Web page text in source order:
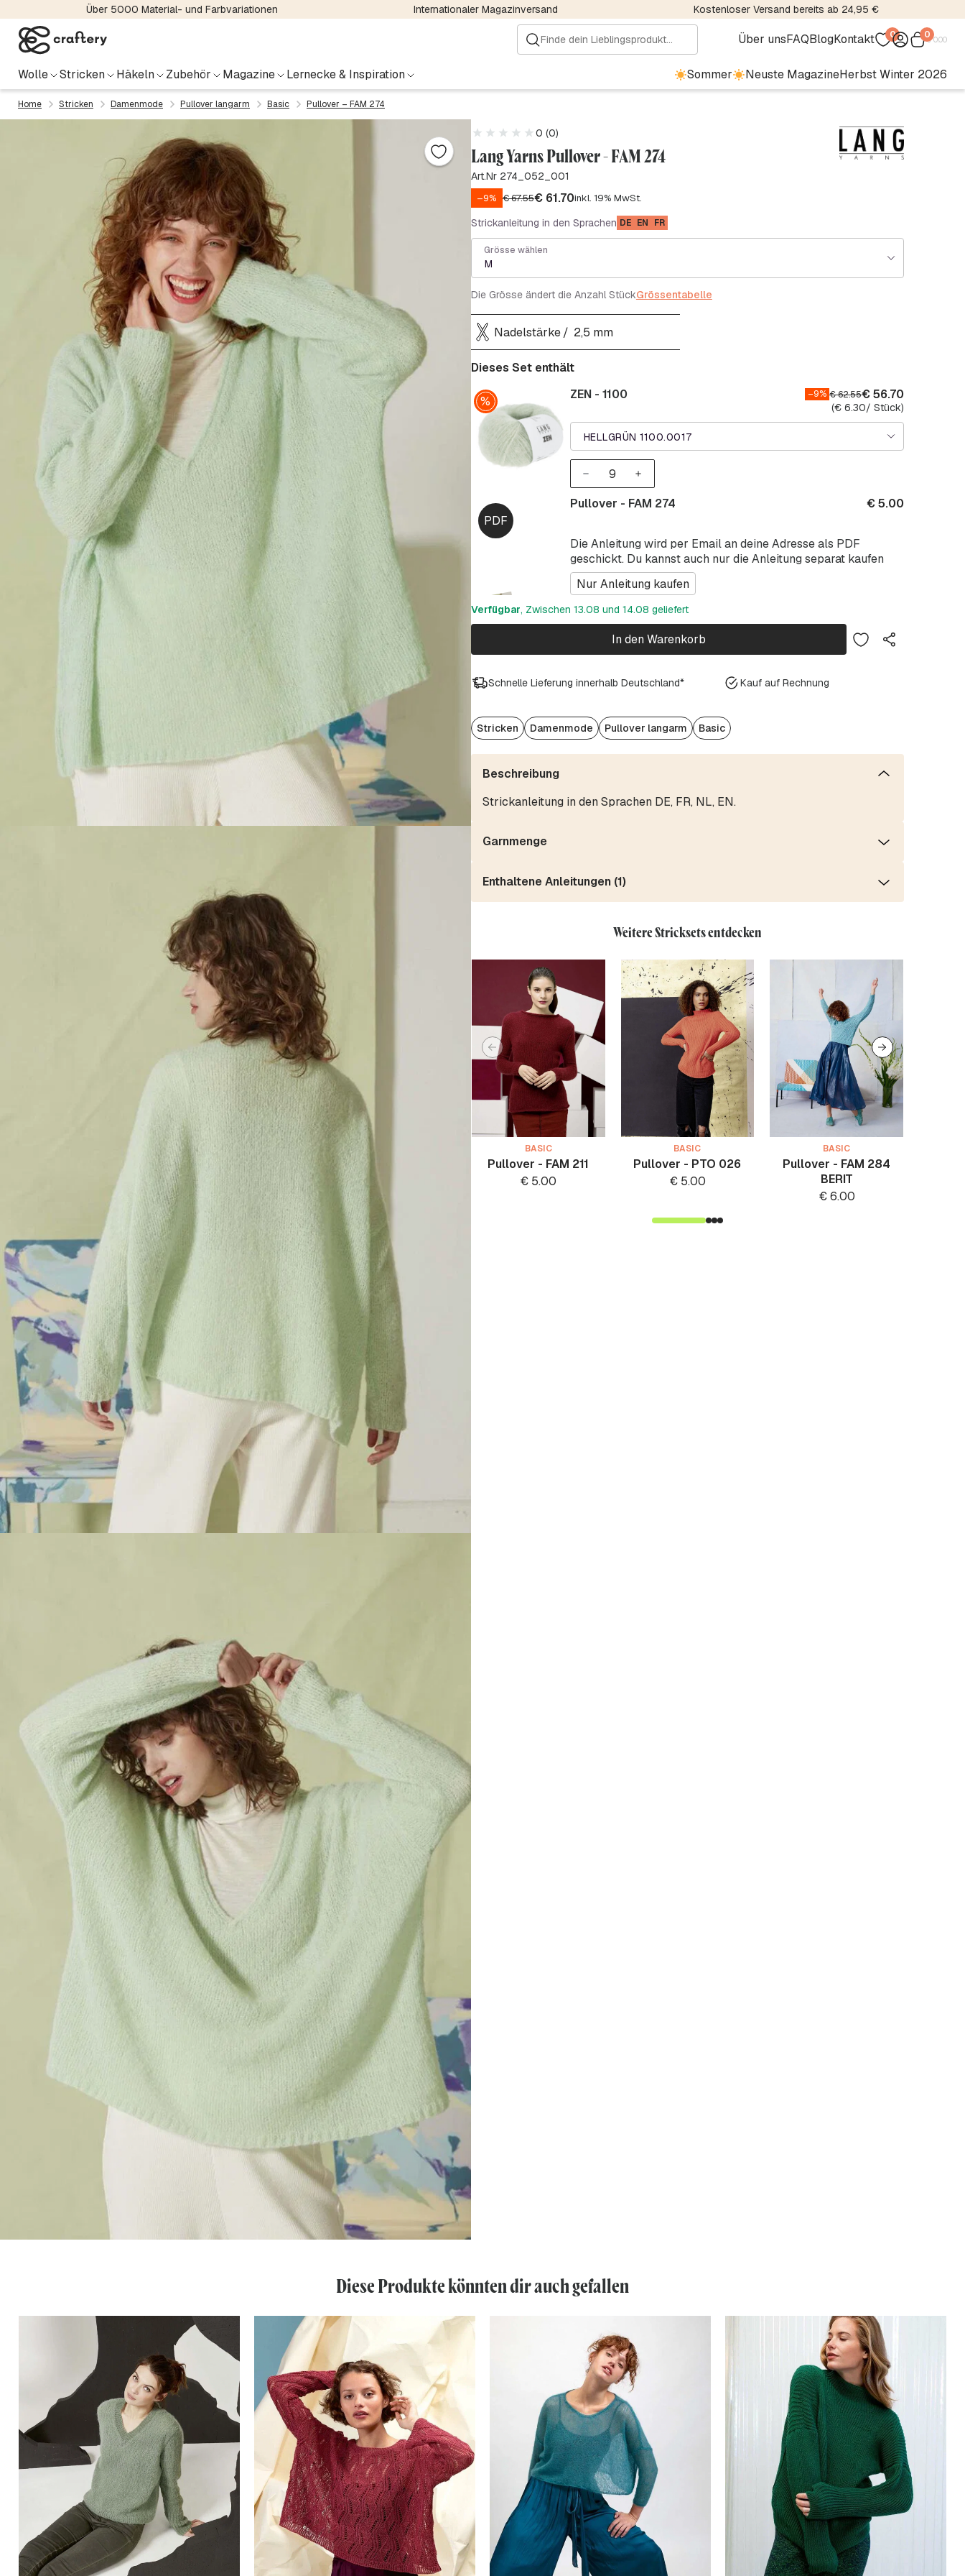
Über 5000 Material- und Farbvariationen Internationaler Magazinversand Kostenloser Versand bereits ab 24,95 €
Über unsFAQBlogKontakt 0 0€0.00
Wolle Stricken Häkeln Zubehör Magazine Lernecke & Inspiration Sommer Neuste MagazineHerbst Winter 2026
Home Stricken Damenmode Pullover langarm Basic Pullover – FAM 274
0 (0)
Lang Yarns Pullover - FAM 274
Art.Nr 274_052_001
–9% €67.55€61.70inkl. 19% MwSt.
Strickanleitung in den Sprachen DE EN FR
Grösse wählen
M
Die Grösse ändert die Anzahl StückGrössentabelle
Nadelstärke 2,5 mm
Dieses Set enthält
HELLGRÜN 1100.0017
ZEN - 1100 –9% €62.55€56.70
(€6.30/ Stück)
Die Anleitung wird per Email an deine Adresse als PDF
geschickt. Du kannst auch nur die Anleitung separat kaufen
Nur Anleitung kaufen
Pullover - FAM 274 €5.00
Verfügbar, Zwischen 13.08 und 14.08 geliefert
In den Warenkorb
Schnelle Lieferung innerhalb Deutschland* Kauf auf Rechnung
Stricken Damenmode Pullover langarm Basic
Beschreibung
Strickanleitung in den Sprachen DE, FR, NL, EN.
Garnmenge
Enthaltene Anleitungen (1)
Weitere Stricksets entdecken
BASIC
Pullover - FAM 211
€ 5.00
BASIC
Pullover - PTO 026
€5.00
BASIC
Pullover - FAM 284
BERIT
€6.00
Diese Produkte könnten dir auch gefallen